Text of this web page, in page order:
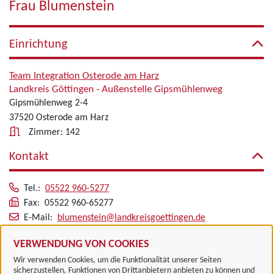
VERWENDUNG VON COOKIES
Wir verwenden Cookies, um die Funktionalität unserer Seiten
sicherzustellen, Funktionen von Drittanbietern anbieten zu können und
Frau Blumenstein
Einrichtung
Team Integration Osterode am Harz
Landkreis Göttingen - Außenstelle Gipsmühlenweg
Gipsmühlenweg 2-4
37520 Osterode am Harz
Zimmer: 142
Kontakt
Tel.: 05522 960-5277
Fax: 05522 960-65277
E-Mail:
blumenstein@landkreisgoettingen.de
Alle zugeordneten Einrichtungen